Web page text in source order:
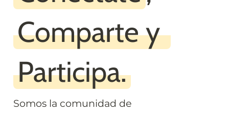
Comparte y
Participa.